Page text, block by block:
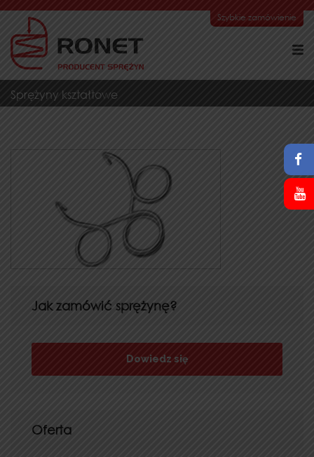
Szybkie zamówienie
Sprężyny kształtowe
Jak zamówić sprężynę?
Dowiedz się
Oferta